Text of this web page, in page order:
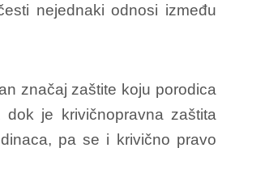
nejednaki odnosi između
značaj zaštite koju porodica
je krivičnopravna zaštita
pa se i krivično pravo